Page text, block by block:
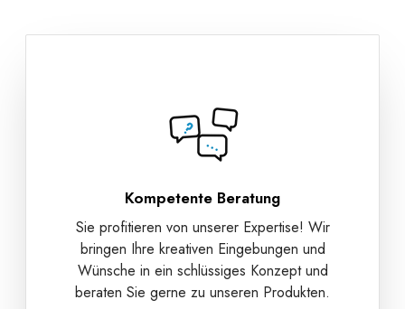
Kompetente Beratung
Sie profitieren von unserer Expertise! Wir
bringen Ihre kreativen Eingebungen und
Wünsche in ein schlüssiges Konzept und
beraten Sie gerne zu unseren Produkten.